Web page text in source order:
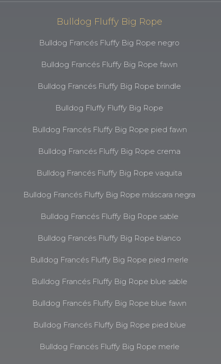
Bulldog Fluffy Big Rope
Bulldog Francés Fluffy Big Rope negro
Bulldog Francés Fluffy Big Rope fawn
Bulldog Francés Fluffy Big Rope brindle
Bulldog Fluffy Fluffy Big Rope
Bulldog Francés Fluffy Big Rope pied fawn
Bulldog Francés Fluffy Big Rope crema
Bulldog Francés Fluffy Big Rope vaquita
Bulldog Francés Fluffy Big Rope máscara negra
Bulldog Francés Fluffy Big Rope sable
Bulldog Francés Fluffy Big Rope blanco
Bulldog Francés Fluffy Big Rope pied merle
Bulldog Francés Fluffy Big Rope blue sable
Bulldog Francés Fluffy Big Rope blue fawn
Bulldog Francés Fluffy Big Rope pied blue
Bulldog Francés Fluffy Big Rope merle